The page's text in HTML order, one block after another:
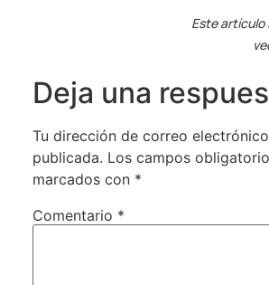
Este artículo
Deja una
Tu dirección de correo
publicada. Los campos
marcados con *
Comentario *